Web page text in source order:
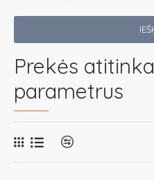
Prekės
parametrus